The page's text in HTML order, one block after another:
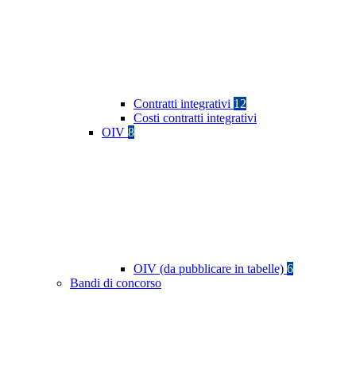
Contratti integrativi 12
Costi contratti integrativi
OIV 8
OIV (da pubblicare in tabelle) 6
Bandi di concorso